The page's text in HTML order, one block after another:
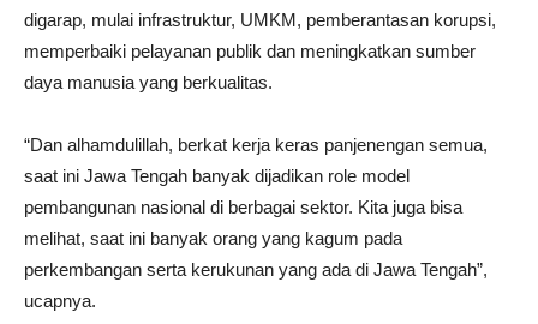
digarap, mulai infrastruktur, UMKM, pemberantasan korupsi,
memperbaiki pelayanan publik dan meningkatkan sumber
daya manusia yang berkualitas.
“Dan alhamdulillah, berkat kerja keras panjenengan semua,
saat ini Jawa Tengah banyak dijadikan role model
pembangunan nasional di berbagai sektor. Kita juga bisa
melihat, saat ini banyak orang yang kagum pada
perkembangan serta kerukunan yang ada di Jawa Tengah”,
ucapnya.